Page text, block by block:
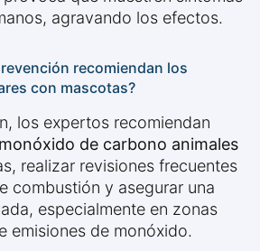
agravando los efectos.
recomiendan los
con mascotas?
los expertos recomiendan
de carbono animales
realizar revisiones frecuentes
combustión y asegurar una
especialmente en zonas
emisiones de monóxido.